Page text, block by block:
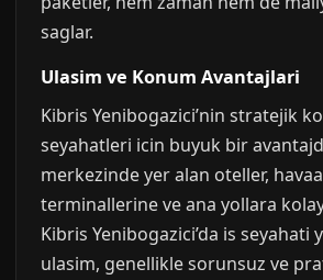
saglar.
Ulasim ve Konum Avantajlari
Kibris Yenibogazici’nin stratejik
seyahatleri icin buyuk bir
merkezinde yer alan oteller,
terminallerine ve ana yollara
Kibris Yenibogazici’da is seyahati
ulasim, genellikle sorunsuz ve